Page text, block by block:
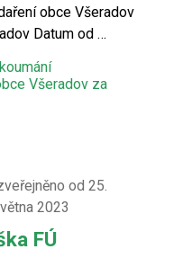
obce Všeradov
Datum od …
Všeradov za
od 25.
2023
FÚ